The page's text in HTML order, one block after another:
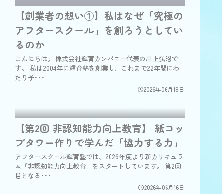
【創業者の想い①】私はなぜ「究極の
アフタースクール」を創ろうとしてい
るのか
2026年06月18日
こんにちは。 株式会社輝育カンパニー代表の川上弘昭で
す。 私は2004年に輝育塾を創業し、これまで22年間にわ
たり子･･･
【第2回 非認知能力向上教育】 紙コッ
プタワー作りで学んだ「協力する力」
2026年06月16日
アフタースクール輝育塾では、2026年度より新カリキュラ
ム「非認知能力向上教育」をスタートしています。 第2回
目となる･･･